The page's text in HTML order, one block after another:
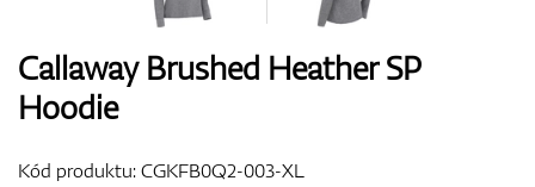
Callaway Brushed Heather SP
Hoodie
Kód produktu:CGKFB0Q2-003-XL